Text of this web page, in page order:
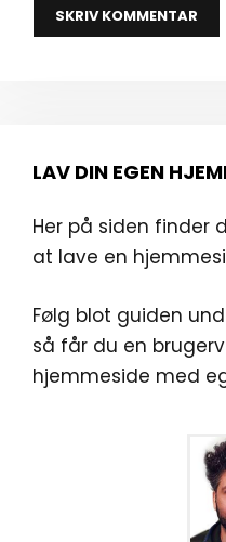
LAV DIN EGEN
Her på siden finder
at lave en
Følg blot guiden
så får du en
hjemmeside med